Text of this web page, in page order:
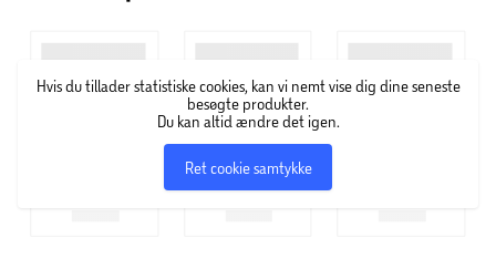
Hvis du tillader statistiske cookies, kan vi nemt vise dig dine seneste
besøgte produkter.
Du kan altid ændre det igen.
Ret cookie samtykke